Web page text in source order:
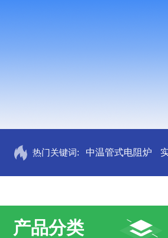
热门关键词: 中温管式电阻炉
产品分类